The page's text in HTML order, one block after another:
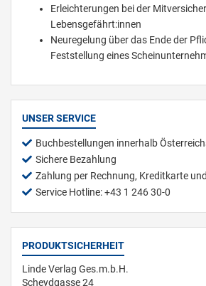
Erleichterungen bei der
Lebensgefährt:innen
Neuregelung über das Ende der
Feststellung eines
UNSER SERVICE
Buchbestellungen innerhalb
Sichere Bezahlung
Zahlung per Rechnung, Kreditkarte
Service Hotline: +43 1 246 30-0
PRODUKTSICHERHEIT
Linde Verlag Ges.m.b.H.
Scheydgasse 24